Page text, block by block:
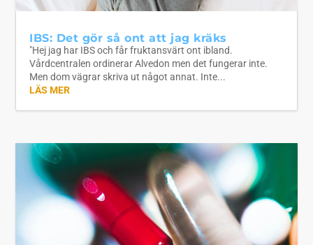
IBS: Det gör så ont att jag kräks
"Hej jag har IBS och får fruktansvärt ont ibland.
Vårdcentralen ordinerar Alvedon men det fungerar inte.
Men dom vägrar skriva ut något annat. Inte...
LÄS MER